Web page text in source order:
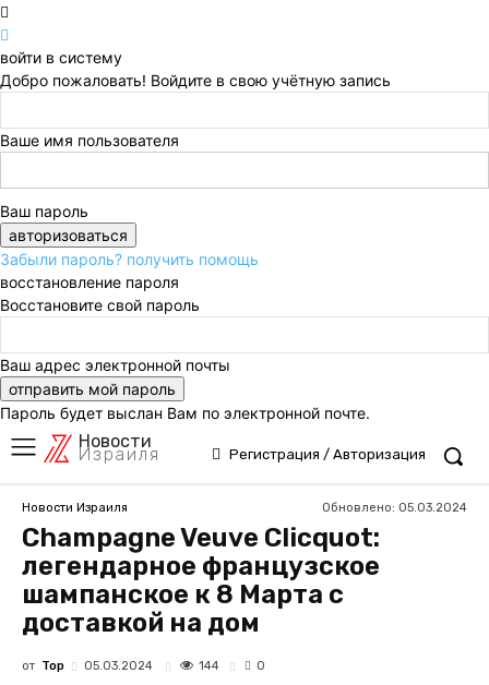
войти в систему
Добро пожаловать! Войдите в свою учётную запись
Ваше имя пользователя
Ваш пароль
Забыли пароль? получить помощь
восстановление пароля
Восстановите свой пароль
Ваш адрес электронной почты
Пароль будет выслан Вам по электронной почте.
Новости
Израиля Регистрация / Авторизация
Новости Израиля Обновлено: 05.03.2024
Champagne Veuve Clicquot:
легендарное французское
шампанское к 8 Марта с
доставкой на дом
от Top 05.03.2024 144 0